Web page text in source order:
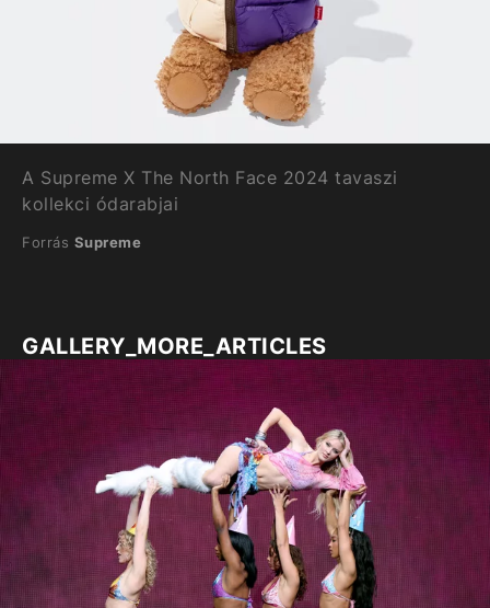
A Supreme X The North Face 2024 tavaszi
kollekci ódarabjai
Forrás Supreme
GALLERY_MORE_ARTICLES